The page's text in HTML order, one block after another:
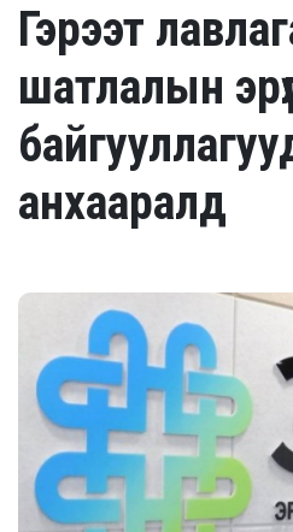
Гэрээт
шатлалын
анхааралд